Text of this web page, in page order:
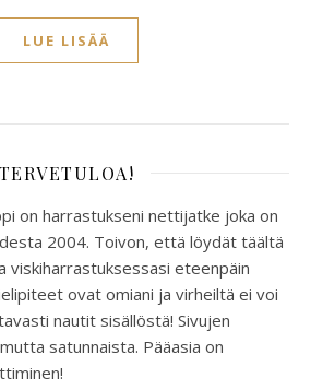
LUE LISÄÄ
TERVETULOA!
on harrastukseni nettijatke joka on
2004. Toivon, että löydät täältä
viskiharrastuksessasi eteenpäin
ovat omiani ja virheiltä ei voi
nautit sisällöstä! Sivujen
satunnaista. Pääasia on